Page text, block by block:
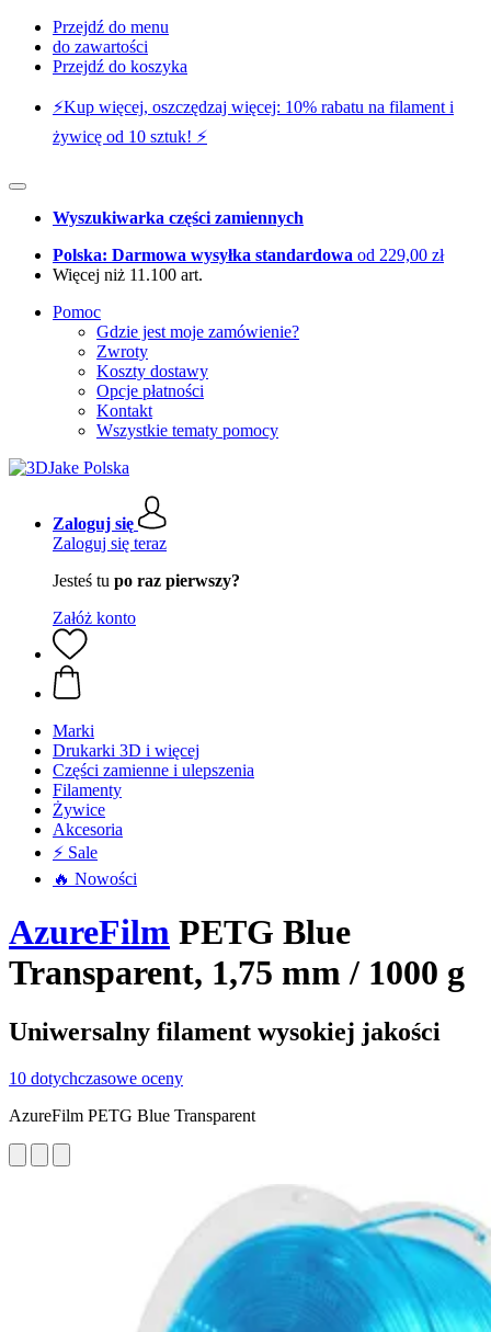
Przejdź do menu
do zawartości
Przejdź do koszyka
⚡️Kup więcej, oszczędzaj więcej: 10% rabatu na filament i
żywicę od 10 sztuk! ⚡️
Wyszukiwarka części zamiennych
Polska: Darmowa wysyłka standardowa od 229,00 zł
Więcej niż 11.100 art.
Pomoc
Gdzie jest moje zamówienie?
Zwroty
Koszty dostawy
Opcje płatności
Kontakt
Wszystkie tematy pomocy
Zaloguj się
Zaloguj się teraz
Jesteś tu po raz pierwszy?
Załóż konto
Marki
Drukarki 3D i więcej
Części zamienne i ulepszenia
Filamenty
Żywice
Akcesoria
⚡ Sale
🔥 Nowości
AzureFilm PETG Blue
Transparent, 1,75 mm / 1000 g
Uniwersalny filament wysokiej jakości
10 dotychczasowe oceny
AzureFilm PETG Blue Transparent